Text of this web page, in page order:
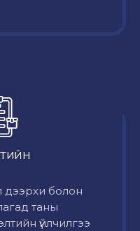
дээрхи болон
таны
үйлчилгээ